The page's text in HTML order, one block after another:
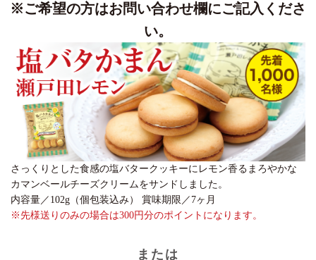
※ご希望の方はお問い合わせ欄にご記入くださ
い。
さっくりとした食感の塩バタークッキーにレモン香るまろやかな
カマンベールチーズクリームをサンドしました。
内容量／102g（個包装込み） 賞味期限／7ヶ月
※先様送りのみの場合は300円分のポイントになります。
または